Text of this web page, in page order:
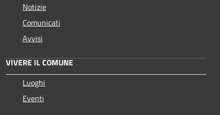
Notizie
Comunicati
Avvisi
VIVERE IL COMUNE
Luoghi
Eventi